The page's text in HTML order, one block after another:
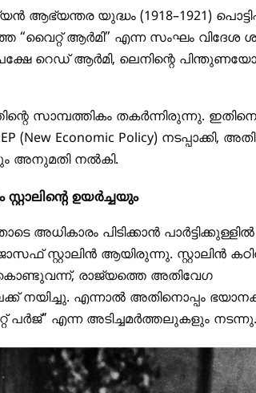
ആഭ്യന്തര യുദ്ധം (1918–1921)
“വൈറ്റ് ആർമി” എന്ന സംഘം വിദേശ
റെഡ് ആർമി, ലെനിന്റെ
സാമ്പത്തികം തകർന്നിരുന്നു. ഇതിനെ
(New Economic Policy) നടപ്പാക്കി,
അനുമതി നൽകി.
ഉയർച്ചയും
അധികാരം പിടിക്കാൻ
സ്റ്റാലിൻ ആയിരുന്നു. സ്റ്റാലിൻ
രാജ്യത്തെ അതിവേഗ
നയിച്ചു. എന്നാൽ അതിനൊപ്പം
പർജ്” എന്ന അടിച്ചമർത്തലുകളും നടന്നു.